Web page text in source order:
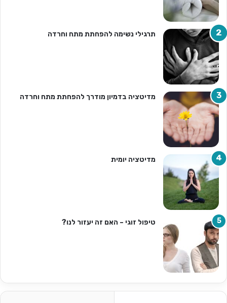
תרגילי נשימה להפחתת מתח וחרדה
מדיטציה בדמיון מודרך להפחתת מתח וחרדה
מדיטציה יומית
טיפול זוגי – האם זה יעזור לנו?